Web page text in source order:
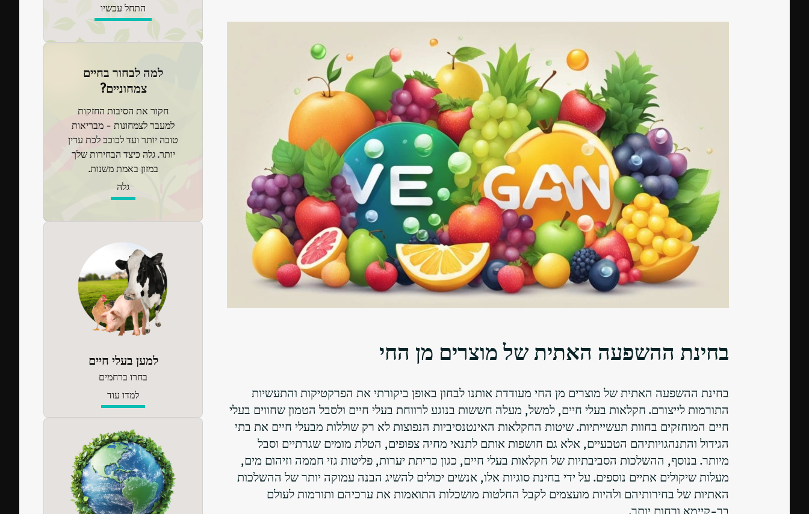
בחינת ההשפעה האתית של מוצרים מן החי
בחינת ההשפעה האתית של מוצרים מן החי מעודדת אותנו לבחון באופן ביקורתי את הפרקטיקות והתעשיות
התורמות לייצורם. חקלאות בעלי חיים, למשל, מעלה חששות בנוגע לרווחת בעלי חיים ולסבל הטמון שחווים בעלי
חיים המוחזקים בחוות תעשייתיות. שיטות החקלאות האינטנסיביות הנפוצות לא רק שוללות מבעלי חיים את בתי
הגידול והתנהגויותיהם הטבעיים, אלא גם חושפות אותם לתנאי מחיה צפופים, הטלת מומים שגרתיים וסבל
מיותר. בנוסף, ההשלכות הסביבתיות של חקלאות בעלי חיים, כגון כריתת יערות, פליטות גזי חממה וזיהום מים,
מעלות שיקולים אתיים נוספים. על ידי בחינת סוגיות אלו, אנשים יכולים להשיג הבנה עמוקה יותר של ההשלכות
האתיות של בחירותיהם ולהיות מועצמים לקבל החלטות מושכלות התואמות את ערכיהם ותורמות לעולם
התחל עכשיו
למה לבחור בחיים
צמחוניים?
חקור את הסיבות החזקות
למעבר לצמחונות - מבריאות
טובה יותר ועד לכוכב לכת עדין
יותר. גלה כיצד הבחירות שלך
במזון באמת משנות.
גלה
למען בעלי חיים
בחרו ברחמים
למדו עוד